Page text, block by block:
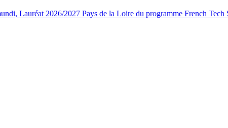
Lauréat 2026/2027 Pays de la Loire du programme French Tech